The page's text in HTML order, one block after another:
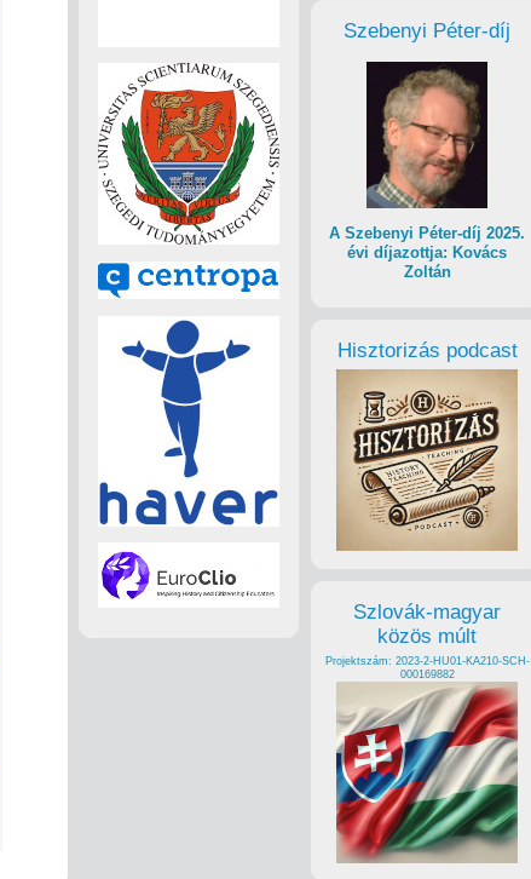
Szebenyi Péter-díj
A Szebenyi Péter-díj 2025.
évi díjazottja: Kovács
Zoltán
Hisztorizás podcast
Szlovák-magyar
közös múlt
Projektszám: 2023-2-HU01-KA210-SCH-
000169882